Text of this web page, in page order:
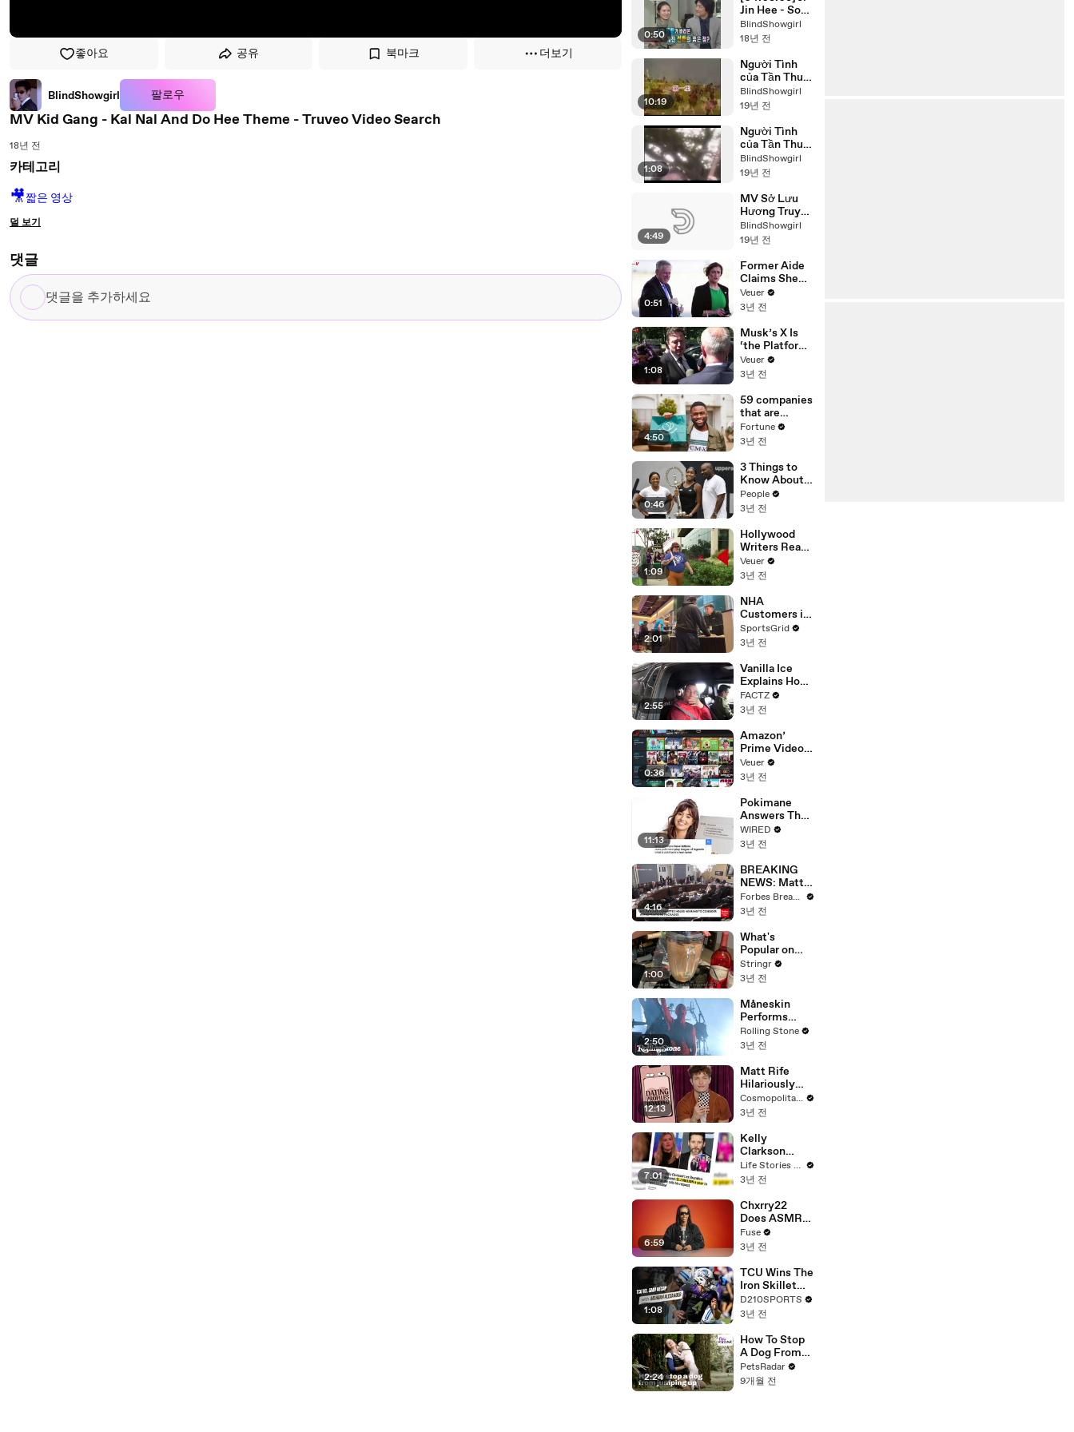
좋아요 공유 북마크 더보기
BlindShowgirl 팔로우
MV Kid Gang - Kal Nal And Do Hee Theme - Truveo Video Search
18년 전
카테고리
🎥짧은 영상
덜 보기
댓글
댓
글
0:50
Jin Hee - Son
Ye Jin
BlindShowgirl
18년 전
10:19
Người Tình
của Tần Thuỷ
Hoàng -
Theme song
BlindShowgirl
19년 전
1:08
Người Tình
của Tần Thuỷ
Hoàng - Sub
song
BlindShowgirl
19년 전
4:49
MV Sở Lưu
Hương Truyền
Kỳ - Chu Ja
Hyun
BlindShowgirl
19년 전
0:51
Former Aide
Claims She
Was Asked to
Make a ‘Hit
Trump
Veuer
3년 전
1:08
Musk’s X Is
‘the Platform
With the
Largest Ratio
Misinformatio
n or
Disinformatio
n’ Amongst
All Social
Media
Platforms
Veuer
3년 전
4:50
59 companies
that are
changing the
world: From
Chobani
Fortune
3년 전
0:46
3 Things to
Know About
Coco Gauff's
Parents
People
3년 전
1:09
Hollywood
Writers Reach
‘Tentative
Agreement’
After 146 Day
Strike
Veuer
3년 전
2:01
NHA
Customers in
Limbo as
Company
Potential
Merger
SportsGrid
3년 전
2:55
Vanilla Ice
Explains How
the 90’s
Shaped
FACTZ
3년 전
0:36
Amazon’
Prime Video
Will Show
Commercials
Year
Veuer
3년 전
11:13
Pokimane
Answers The
Web's Most
Searched
WIRED
3년 전
4:16
BREAKING
NEWS: Matt
Gaetz Tells
House
'I'm Not Going
To Vote For A
Continuing
Resolution'
Forbes Breaking News
3년 전
1:00
What's
Popular on
Uber Eats?
Stringr
3년 전
2:50
Måneskin
Performs
"HONEY" at
MSG
Rolling Stone
3년 전
12:13
Matt Rife
Hilariously
Roasts Your
Dating
Cosmopolitan
Cosmopolitan USA
3년 전
7:01
Kelly
Clarkson
Fights Back
Against
Blackstock In
Devastating
Divorce
Battle
Life Stories By Goalcast
3년 전
6:59
Chxrry22
Does ASMR
with Matcha,
Talks Using
Escape &
Touring with
The Weeknd
Fuse
3년 전
1:08
TCU Wins The
Iron Skillet
With A 34-17
Win Over
D210SPORTS
3년 전
2:24
How To Stop
A Dog From
Jumping Up
PetsRadar
9개월 전